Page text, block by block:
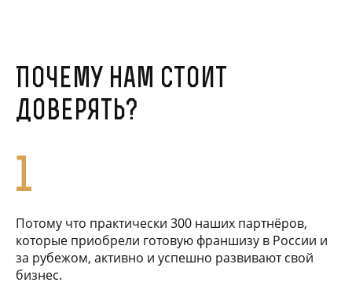
Почему нам стоит
доверять?
1
Потому что практически 300 наших партнёров,
которые приобрели готовую франшизу в России и
за рубежом, активно и успешно развивают свой
бизнес.